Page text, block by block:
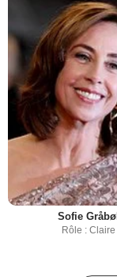
Sofie Gråbøl
Rôle : Claire